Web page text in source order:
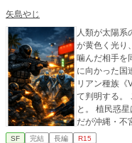
矢島やじ
人類が太陽系
が黄色く光り、
噛んだ相手を
に向かった
リアン種族《
て判明する。
と。 植民惑星は次々と陥落し、ついに地球へ侵攻が始まる。
だが沖縄・不
世界の危機を知
SF 完結 長編 R15